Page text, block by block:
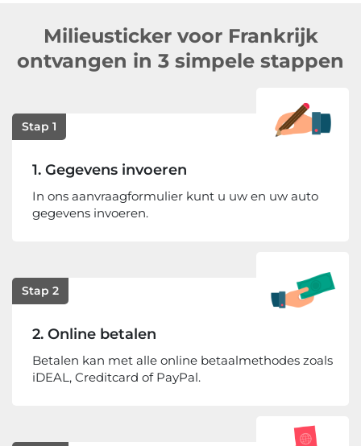
Milieusticker voor Frankrijk
ontvangen in 3 simpele stappen
Stap 1
1. Gegevens invoeren
In ons aanvraagformulier kunt u uw en uw auto
gegevens invoeren.
Stap 2
2. Online betalen
Betalen kan met alle online betaalmethodes zoals
iDEAL, Creditcard of PayPal.